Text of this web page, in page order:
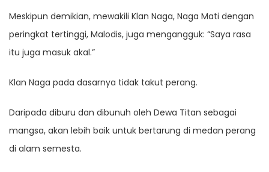
Meskipun demikian, mewakili Klan Naga, Naga Mati dengan
peringkat tertinggi, Malodis, juga mengangguk: “Saya rasa
itu juga masuk akal.”
Klan Naga pada dasarnya tidak takut perang.
Daripada diburu dan dibunuh oleh Dewa Titan sebagai
mangsa, akan lebih baik untuk bertarung di medan perang
di alam semesta.